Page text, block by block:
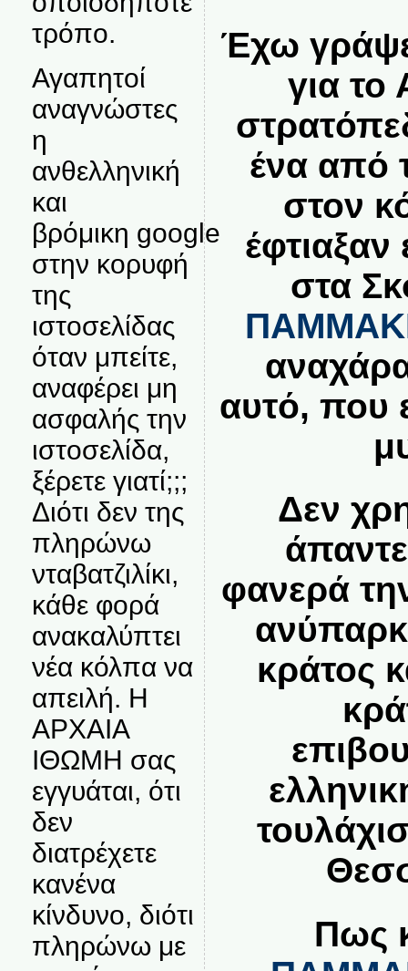
τρόπο.
Αγαπητοί
αναγνώστες
η
ανθελληνική
και
βρόμικη google
στην κορυφή
της
ιστοσελίδας
όταν μπείτε,
αναφέρει μη
ασφαλής την
ιστοσελίδα,
ξέρετε γιατί;;;
Διότι δεν της
πληρώνω
νταβατζιλίκι,
κάθε φορά
ανακαλύπτει
νέα κόλπα να
απειλή. Η
ΑΡΧΑΙΑ
ΙΘΩΜΗ σας
εγγυάται, ότι
δεν
διατρέχετε
κανένα
κίνδυνο, διότι
πληρώνω με
Έχω
για το
ένα από
στον
έφτιαξαν
στα
αυτό, που
Δεν
φανερά
κράτος
Πως